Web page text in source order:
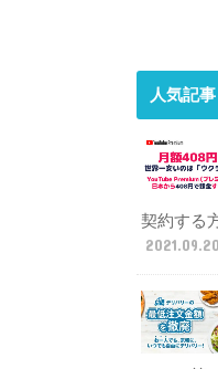
人気記
契約する
2021.09.20